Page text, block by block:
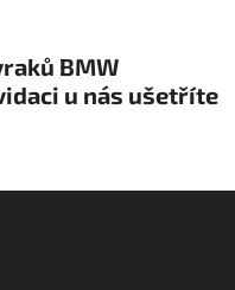
BMW
u nás ušetříte